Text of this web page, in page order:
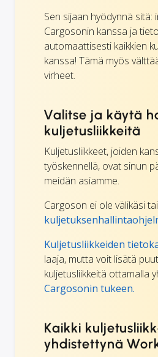
Sen sijaan hyödynnä sitä:
Cargosonin kanssa ja
automaattisesti kaikkien
kanssa! Tämä myös
virheet.
Valitse ja käytä
kuljetusliikkeitä
Kuljetusliikkeet, joiden
työskennellä, ovat sinun
meidän asiamme.
Cargoson ei ole välikäsi
Kuljetusliikkeiden
laaja, mutta voit lisätä
kuljetusliikkeitä ottamalla
Cargosonin tukeen.
Kaikki
yhdistettynä